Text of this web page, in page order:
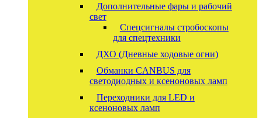
Дополнительные фары и рабочий
свет
Спецсигналы стробоскопы
для спецтехники
ДХО (Дневные ходовые огни)
Обманки CANBUS для
светодиодных и ксеноновых ламп
Переходники для LED и
ксеноновых ламп